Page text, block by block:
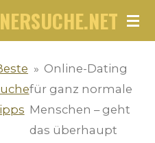
» Online-Dating
für ganz normale
Menschen – geht
das überhaupt